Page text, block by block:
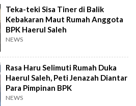
Teka-teki Sisa Tiner di Balik
Kebakaran Maut Rumah Anggota
BPK Haerul Saleh
NEWS
Rasa Haru Selimuti Rumah Duka
Haerul Saleh, Peti Jenazah Diantar
Para Pimpinan BPK
NEWS